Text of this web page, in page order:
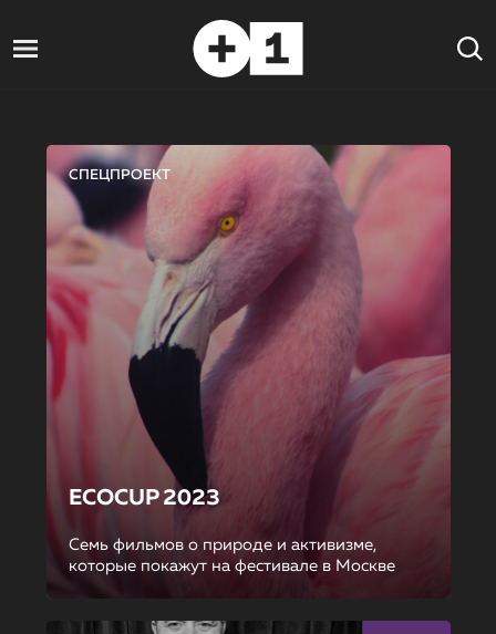
СПЕЦПРОЕКТ
ECOCUP 2023
Семь фильмов о природе и активизме,
которые покажут на фестивале в Москве